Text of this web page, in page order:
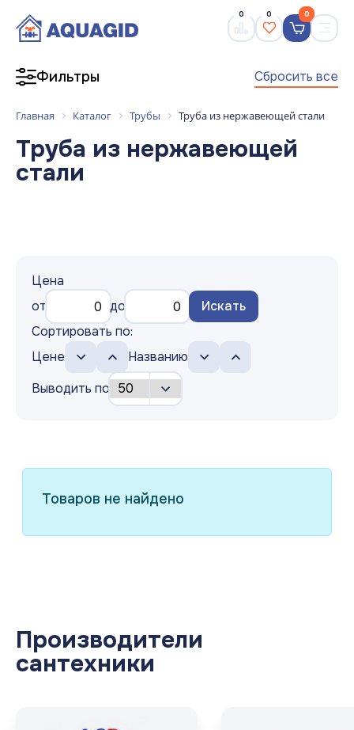
0 0 0
Фильтры Сбросить все
Главная Каталог Трубы Труба из нержавеющей стали
Труба из нержавеющей
стали
Цена
от
до
Искать
Сортировать по:
Цене
Названию
Выводить по
Товаров не найдено
Производители
сантехники